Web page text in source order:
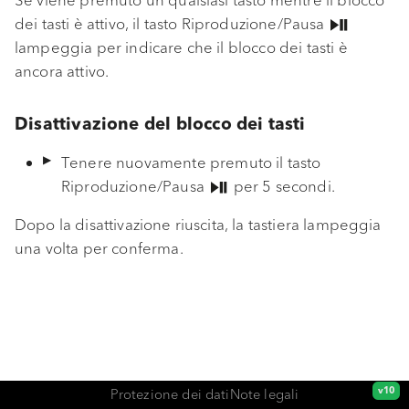
l
a
i
r
c
Installazione
Messa in funzione
Funzioni e navigazione
Bluetooth
EQ BOOST
Custodia da viaggio
dei tasti è attivo, il tasto Riproduzione/Pausa
lampeggia per indicare che il blocco dei tasti è
ancora attivo.
Disattivazione del blocco dei tasti
Tenere nuovamente premuto il tasto
Riproduzione/Pausa
per 5 secondi.
Dopo la disattivazione riuscita, la tastiera lampeggia
una volta per conferma.
Protezione dei datiNote legali